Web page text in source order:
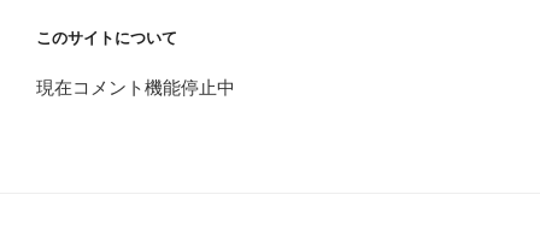
このサイトについて
現在コメント機能停止中